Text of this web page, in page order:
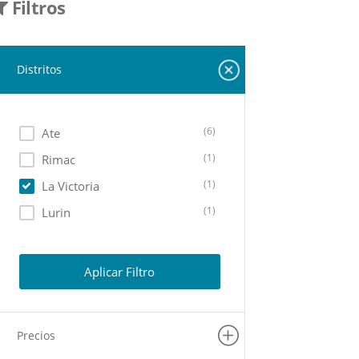
Filtros
Distritos
Ate (6)
Rimac (1)
La Victoria (1)
Lurin (1)
Aplicar Filtro
Precios